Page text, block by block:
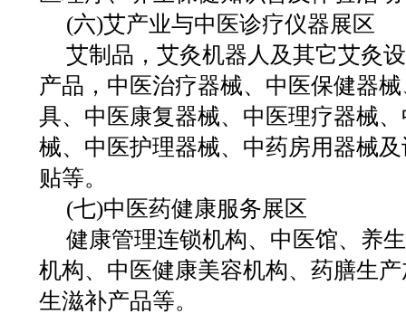
(六)艾产业与中医诊疗仪器展区
艾制品，艾灸机器人及其它艾灸
产品，中医治疗器械、中医保健器
具、中医康复器械、中医理疗器械
械、中医护理器械、中药房用器械
贴等。
(七)中医药健康服务展区
健康管理连锁机构、中医馆、养
机构、中医健康美容机构、药膳生
生滋补产品等。